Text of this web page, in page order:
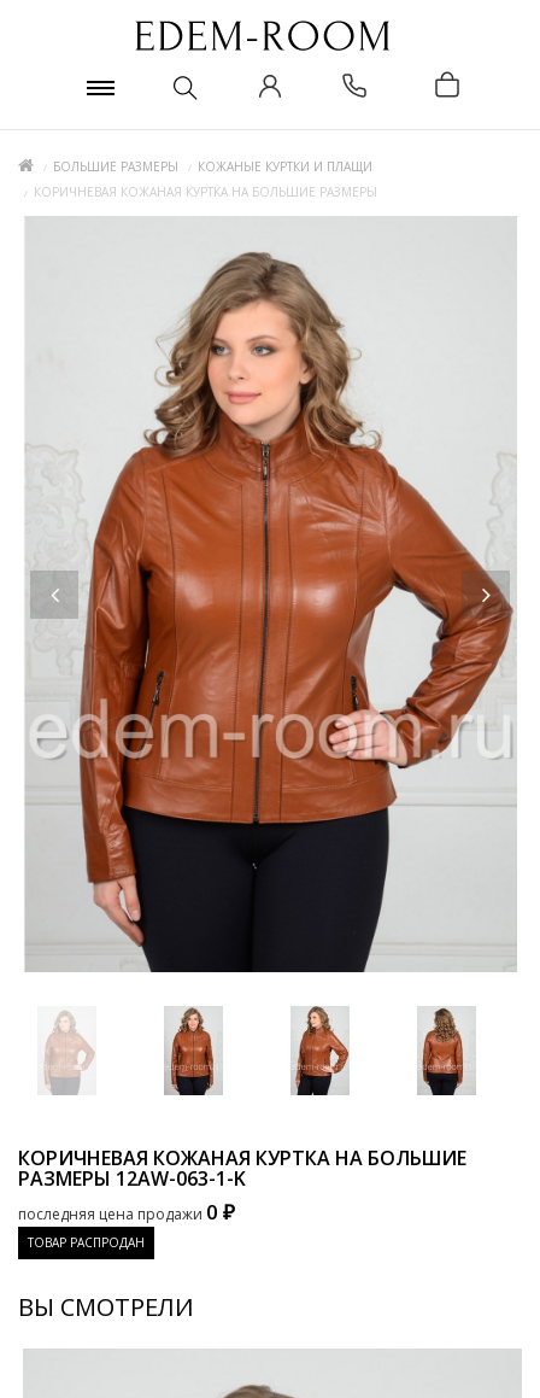
БОЛЬШИЕ РАЗМЕРЫ
КОЖАНЫЕ КУРТКИ И ПЛАЩИ
КОРИЧНЕВАЯ КОЖАНАЯ КУРТКА НА БОЛЬШИЕ РАЗМЕРЫ
КОРИЧНЕВАЯ КОЖАНАЯ КУРТКА НА БОЛЬШИЕ
РАЗМЕРЫ 12AW-063-1-K
последняя цена продажи 0 ₽
ТОВАР РАСПРОДАН
ВЫ СМОТРЕЛИ